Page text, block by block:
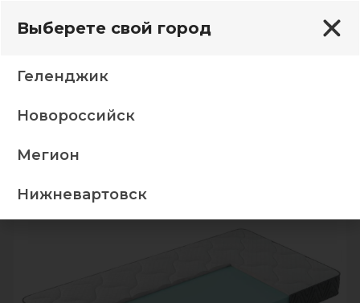
матрасы Матрас Mia 80*200, трикотаж (200)
Выберете свой город
Геленджик
Новороссийск
Мегион
Нижневартовск